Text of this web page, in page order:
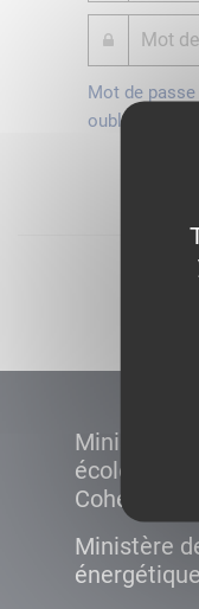
Mot de passe
oublié ?
Ministère
écologique
Cohésion
Ministère
énergétique